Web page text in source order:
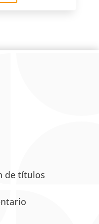
de títulos